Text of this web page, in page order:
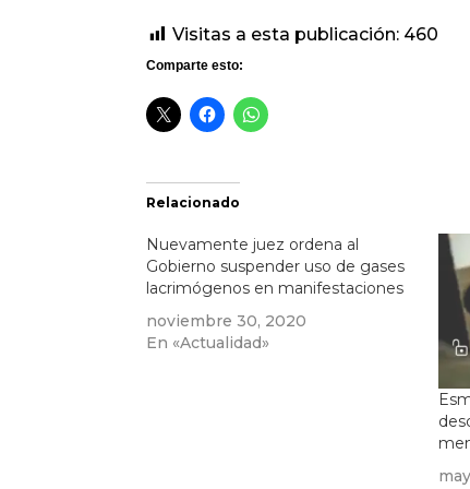
Visitas a esta publicación: 460
Comparte esto:
Relacionado
Nuevamente juez ordena al
Gobierno suspender uso de gases
lacrimógenos en manifestaciones
noviembre 30, 2020
En «Actualidad»